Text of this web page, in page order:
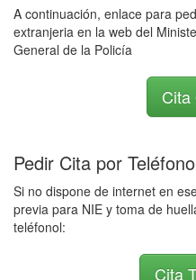
A continuación, enlace para
extranjeria en la web del
General de la Policía
Cita
Pedir Cita por Teléfono
Si no dispone de internet en
previa para NIE y toma de
teléfonol:
Cita